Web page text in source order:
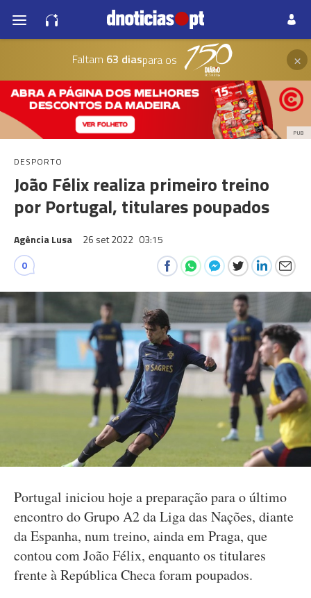
Faltam 63 diaspara os ×
PUB
DESPORTO
João Félix realiza primeiro treino
por Portugal, titulares poupados
Agência Lusa 26 set 2022 03:15
0
Portugal iniciou hoje a preparação para o último
encontro do Grupo A2 da Liga das Nações, diante
da Espanha, num treino, ainda em Praga, que
contou com João Félix, enquanto os titulares
frente à República Checa foram poupados.